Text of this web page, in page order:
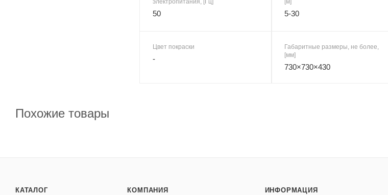
электропитания, [Гц]
50
[м]
5-30
Цвет покраски
-
Габаритные размеры, не более,
[мм]
730×730×430
Похожие товары
КАТАЛОГ КОМПАНИЯ ИНФОРМАЦИЯ